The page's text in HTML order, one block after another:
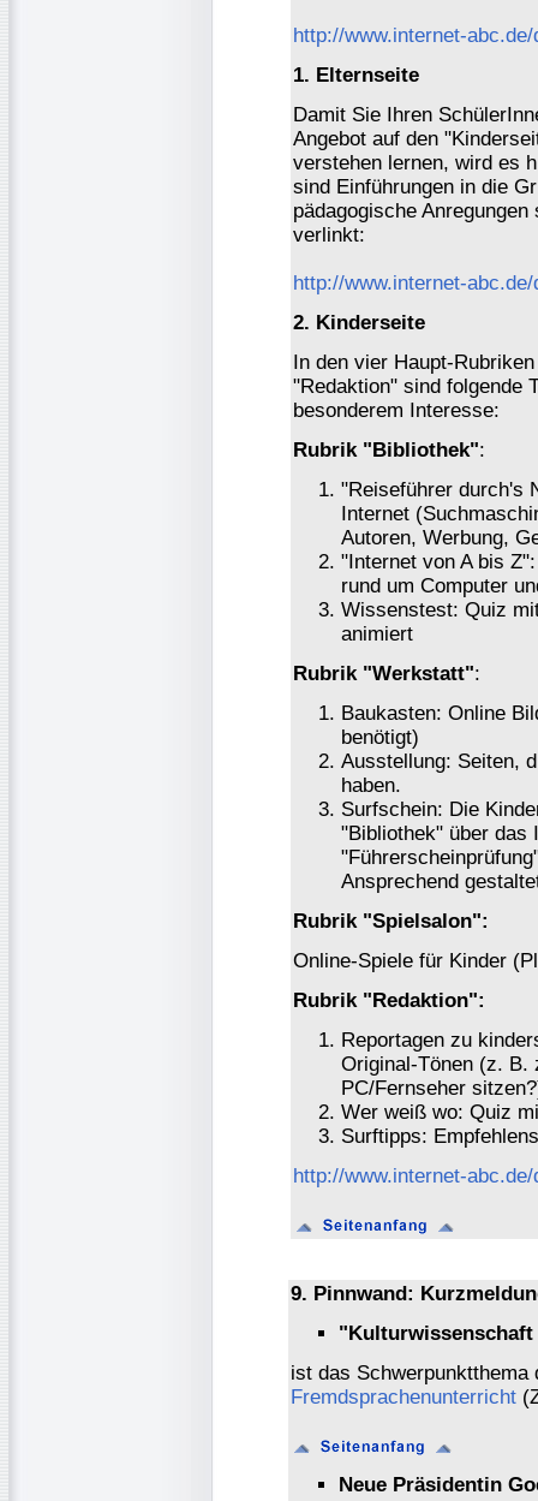
http://www.internet-
1. Elternseite
Damit Sie Ihren
Angebot auf den
verstehen lernen, wird es
sind Einführungen in die
pädagogische
verlinkt:
http://www.internet-
2. Kinderseite
In den vier Haupt-
"Redaktion" sind folgende
besonderem Interesse:
Rubrik "Bibliothek":
"Reiseführer durch's
Internet
Autoren, Werbung,
"Internet von A bis
rund um Computer
Wissenstest: Quiz
animiert
Rubrik "Werkstatt":
Baukasten: Online
benötigt)
Ausstellung: Seiten,
haben.
Surfschein: Die
"Bibliothek" über das
Ansprechend
Rubrik "Spielsalon":
Online-Spiele für Kinder
Rubrik "Redaktion":
Reportagen zu
Original-Tönen (z. B.
PC/Fernseher
Wer weiß wo: Quiz
Surftipps:
http://www.internet-
9. Pinnwand:
ist das Schwerpunktthema
Fremdsprachenunterricht
Neue Präsidentin